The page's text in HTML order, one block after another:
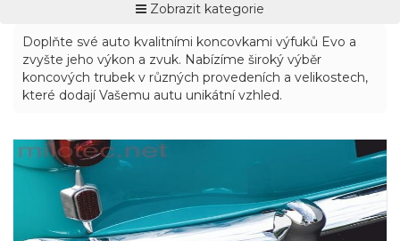
Zobrazit kategorie
Doplňte své auto kvalitními koncovkami výfuků Evo a
zvyšte jeho výkon a zvuk. Nabízíme široký výběr
koncových trubek v různých provedeních a velikostech,
které dodají Vašemu autu unikátní vzhled.